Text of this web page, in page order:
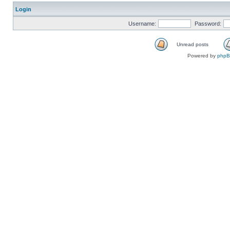
Login
Username: Password:
Unread posts
Powered by